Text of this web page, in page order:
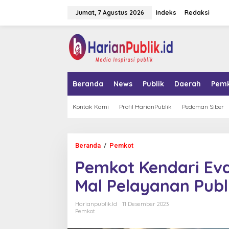
Jumat, 7 Agustus 2026 Indeks Redaksi
Beranda News Publik Daerah
Kontak Kami Profil HarianPublik Pedoman Siber
Beranda / Pemkot
m
k
o
t
Pemkot Kendari
Mal Pelayanan
Harianpublik.id
11 Desember 2023
Pemkot